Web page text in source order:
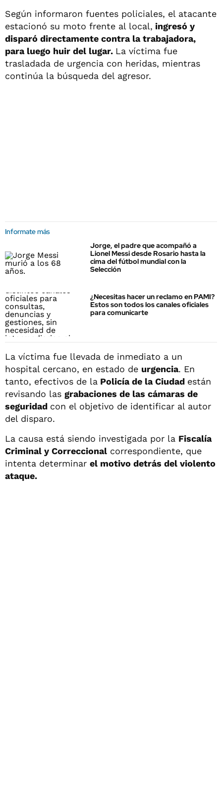
Según informaron fuentes policiales, el atacante
estacionó su moto frente al local, ingresó y
disparó directamente contra la trabajadora,
para luego huir del lugar. La víctima fue
trasladada de urgencia con heridas, mientras
continúa la búsqueda del agresor.
Informate más
Jorge, el padre que acompañó a
Lionel Messi desde Rosario hasta la
cima del fútbol mundial con la
Selección
¿Necesitas hacer un reclamo en PAMI?
Estos son todos los canales oficiales
para comunicarte
La víctima fue llevada de inmediato a un
hospital cercano, en estado de urgencia. En
tanto, efectivos de la Policía de la Ciudad están
revisando las grabaciones de las cámaras de
seguridad con el objetivo de identificar al autor
del disparo.
La causa está siendo investigada por la Fiscalía
Criminal y Correccional correspondiente, que
intenta determinar el motivo detrás del violento
ataque.